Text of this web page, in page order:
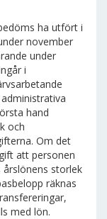
ha utfört i
november
under
i
hand
och
Om det
att personen
storlek
räknas
med lön.